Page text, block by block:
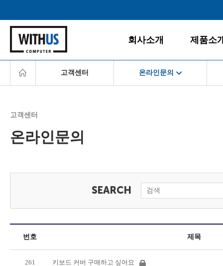
회사소개
회사소개
제품소
고객센터 온라인문의
FAQ
온라인문의
고객센터
온라인문의
번호 제목
261 키보드 커버 구매하고 싶어요